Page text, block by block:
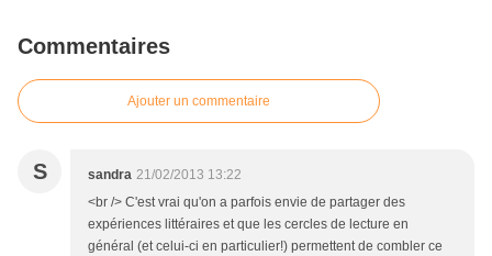
Commentaires
Ajouter un commentaire
S sandra 21/02/2013 13:22
<br /> C'est vrai qu'on a parfois envie de partager des
expériences littéraires et que les cercles de lecture en
général (et celui-ci en particulier!) permettent de combler ce